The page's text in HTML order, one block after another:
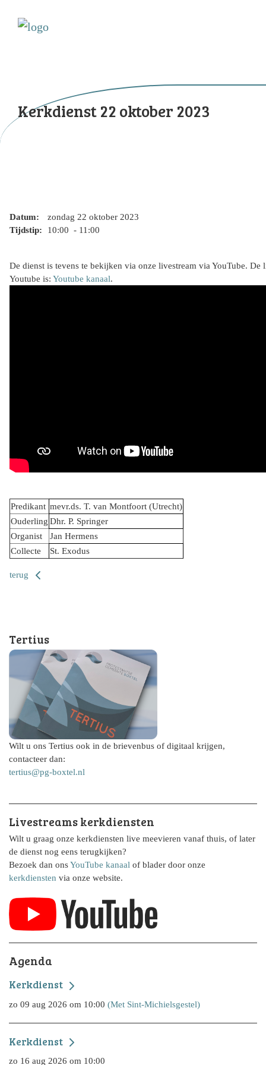
Kerkdienst 22 oktober 2023
Datum:
zondag 22 oktober 2023
Tijdstip:
10:00 - 11:00
De dienst is tevens te bekijken via onze livestream via YouTube. De
Youtube is: Youtube kanaal.
Predikant mevr.ds. T. van Montfoort (Utrecht)
Ouderling Dhr. P. Springer
Organist
Jan Hermens
Collecte
St. Exodus
terug
Tertius
Wilt u ons Tertius ook in de brievenbus of digitaal krijgen,
contacteer dan:
tertius@pg-boxtel.nl
Livestreams kerkdiensten
Wilt u graag onze kerkdiensten live meevieren vanaf thuis, of later
de dienst nog eens terugkijken?
Bezoek dan onsYouTube kanaal of blader door onze
kerkdiensten via onze website.
Agenda
Kerkdienst
zo 09 aug 2026 om 10:00 (Met Sint-Michielsgestel)
Kerkdienst
zo 16 aug 2026 om 10:00